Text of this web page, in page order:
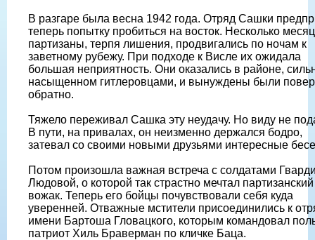
В разгаре была весна 1942 года. Отряд Сашки
теперь попытку пробиться на восток. Несколько
партизаны, терпя лишения, продвигались по ночам к
заветному рубежу. При подходе к Висле их ожидала
большая неприятность. Они оказались в районе,
насыщенном гитлеровцами, и вынуждены были
обратно.
Тяжело переживал Сашка эту неудачу. Но виду не
В пути, на привалах, он неизменно держался бодро,
затевал со своими новыми друзьями интересные
Потом произошла важная встреча с солдатами
Людовой, о которой так страстно мечтал партизанский
вожак. Теперь его бойцы почувствовали себя куда
уверенней. Отважные мстители присоединились к
имени Бартоша Гловацкого, которым командовал
патриот Хиль Браверман по кличке Баца.